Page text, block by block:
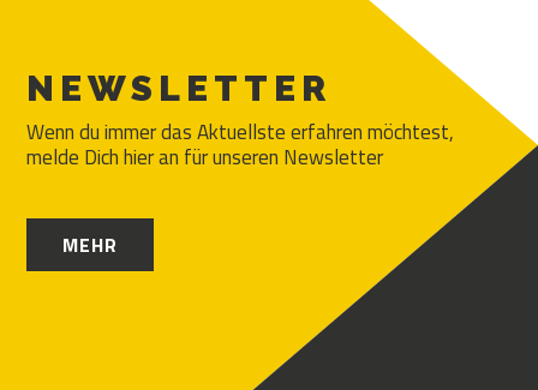
NEWSLETTER
Wenn du immer das Aktuellste erfahren möchtest,
melde Dich hier an für unseren Newsletter
MEHR